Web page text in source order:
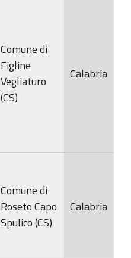
Comune di
Figline
Vegliaturo
(CS)
Calabria
Comune di
Roseto Capo
Spulico (CS)
Calabria